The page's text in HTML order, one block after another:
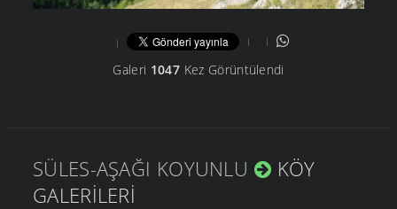
Galeri 1047Kez Görüntülendi
SÜLES-AŞAĞI KOYUNLU
KÖY
GALERILERI